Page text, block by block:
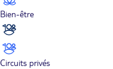
Bien-être
Circuits privés